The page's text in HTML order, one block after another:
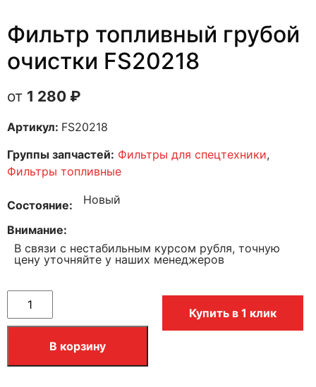
Фильтр топливный грубой
очистки FS20218
1 280 ₽
Артикул: FS20218
Группы запчастей: Фильтры для спецтехники,
Фильтры топливные
Состояние Новый
Внимание
В связи с нестабильным курсом рубля, точную
цену уточняйте у наших менеджеров
В корзину
Купить в 1 клик